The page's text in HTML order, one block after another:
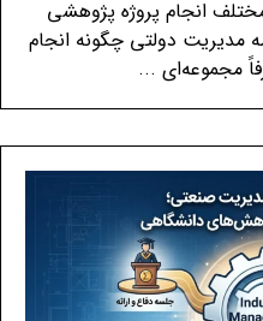
انجام پروژه پژوهشی
مدیریت دولتی چگونه انجام
مجموعه‌ای ...